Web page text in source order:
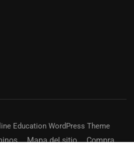
Education WordPress Theme
Mapa del sitio Compra